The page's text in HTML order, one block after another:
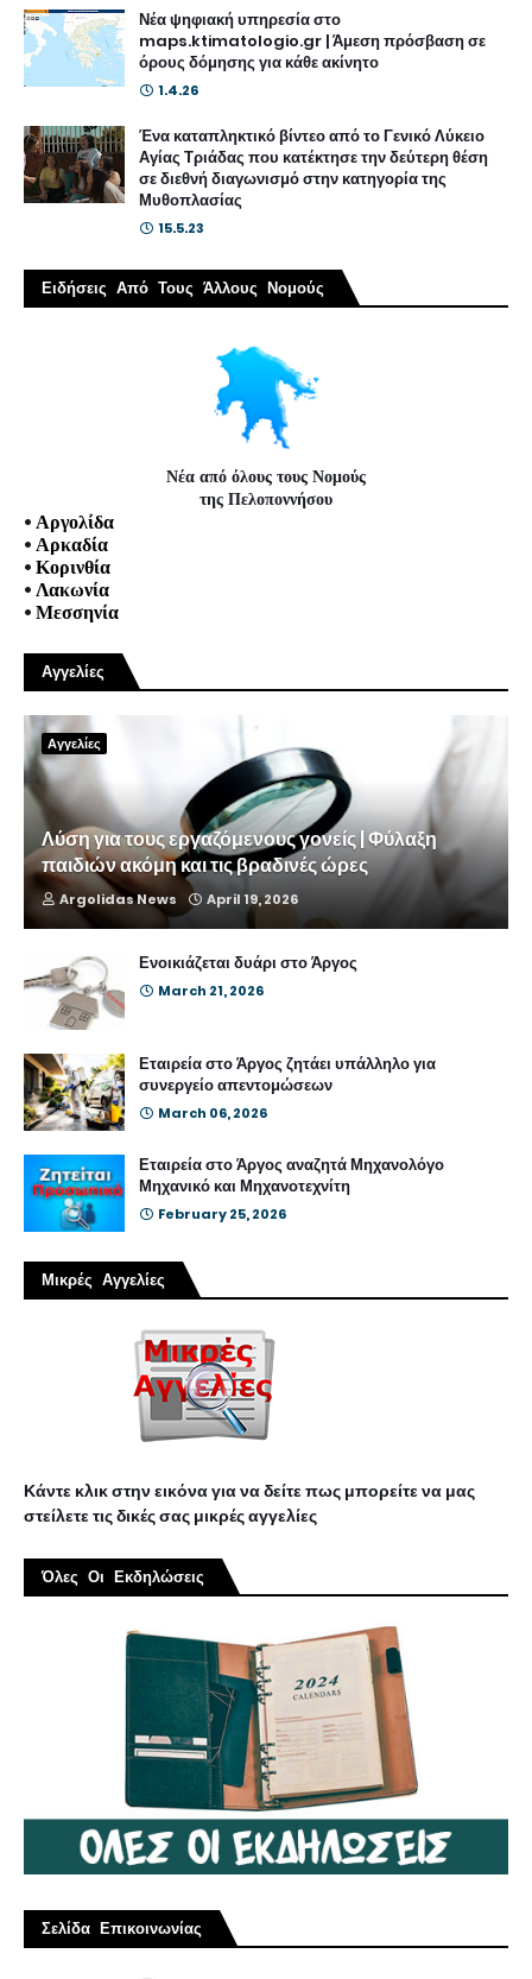
Νέα ψηφιακή υπηρεσία στο
maps.ktimatologio.gr | Άμεση πρόσβαση σε
όρους δόμησης για κάθε ακίνητο
1.4.26
Ένα καταπληκτικό βίντεο από το Γενικό Λύκειο
Αγίας Τριάδας που κατέκτησε την δεύτερη θέση
σε διεθνή διαγωνισμό στην κατηγορία της
Μυθοπλασίας
15.5.23
Ειδήσεις Από Τους Άλλους Νομούς
Νέα από όλους τους Νομούς
της Πελοποννήσου
• Αργολίδα
• Αρκαδία
• Κορινθία
• Λακωνία
• Μεσσηνία
Αγγελίες
Αγγελίες
Λύση για τους εργαζόμενους γονείς | Φύλαξη
παιδιών ακόμη και τις βραδινές ώρες
Argolidas News April 19, 2026
Ενοικιάζεται δυάρι στο Άργος
March 21, 2026
Εταιρεία στο Άργος ζητάει υπάλληλο για
συνεργείο απεντομώσεων
March 06, 2026
Εταιρεία στο Άργος αναζητά Μηχανολόγο
Μηχανικό και Μηχανοτεχνίτη
February 25, 2026
Μικρές Αγγελίες
Κάντε κλικ στην εικόνα για να δείτε πως μπορείτε να μας
στείλετε τις δικές σας μικρές αγγελίες
Όλες Οι Εκδηλώσεις
Σελίδα Επικοινωνίας